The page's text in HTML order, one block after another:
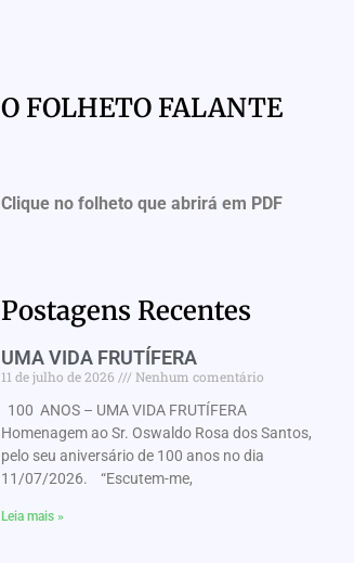
O FOLHETO FALANTE
Clique no folheto que abrirá em PDF
Postagens Recentes
UMA VIDA FRUTÍFERA
11 de julho de 2026
Nenhum comentário
100 ANOS – UMA VIDA FRUTÍFERA
Homenagem ao Sr. Oswaldo Rosa dos Santos,
pelo seu aniversário de 100 anos no dia
11/07/2026. “Escutem-me,
Leia mais »